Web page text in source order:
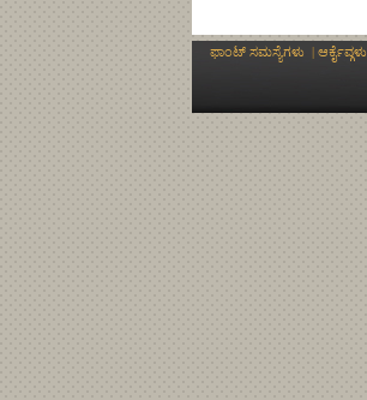
ಫಾಂಟ್ ಸಮಸ್ಯೆಗಳು | ಆರ್ಕೈವ್ಗಳು